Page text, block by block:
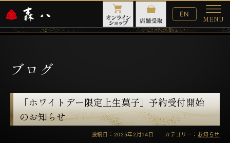
English
Website
EN
MENU
メ
ニ
ブログ
「ホワイトデー限定上生菓子」予約受付開始
のお知らせ
投稿日：2025年2月14日 カテゴリー： お知らせ